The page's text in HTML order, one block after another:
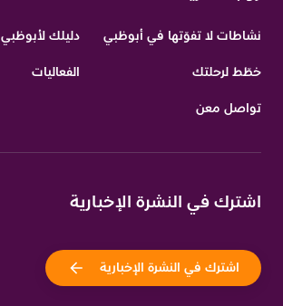
نشاطات لا تفوّتها في أبوظبي
خطّط لرحلتك
تواصل معن
دليلك لأبوظبي
الفعاليات
اشترك في النشرة الإخبارية
اشترك في النشرة الإخبارية